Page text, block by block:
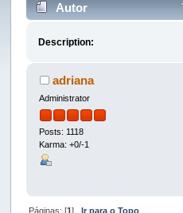
Autor
Description:
adriana
Administrator
Posts: 1118
Karma: +0/-1
Páginas: [1] Ir para o Topo